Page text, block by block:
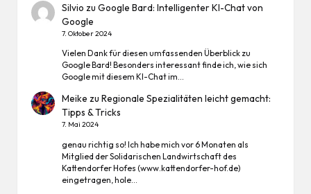
Silvio zuGoogle Bard: Intelligenter KI-Chat von
Google
7. Oktober 2024
Vielen Dank für diesen umfassenden Überblick zu
Google Bard! Besonders interessant finde ich, wie sich
Google mit diesem KI-Chat im…
Meike zuRegionale Spezialitäten leicht gemacht:
Tipps & Tricks
7. Mai 2024
genau richtig so! Ich habe mich vor 6 Monaten als
Mitglied der Solidarischen Landwirtschaft des
Kattendorfer Hofes (www.kattendorfer-hof.de)
eingetragen, hole…